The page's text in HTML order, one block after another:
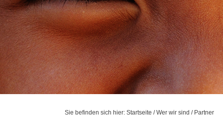
Sie befinden sich hier: Startseite /Wer wir sind / Partner